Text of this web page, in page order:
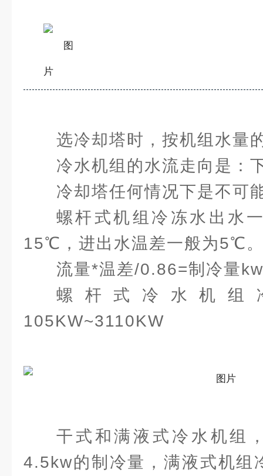
选冷却塔时，按机组水量
冷水机组的水流走向是：
冷却塔任何情况下是不可
螺杆式机组冷冻水出水
15℃，进出水温差一般为5℃
流量*温差/0.86=制冷量kw
螺杆式冷水机组
105KW~3110KW
干式和满液式冷水机组
4.5kw的制冷量，满液式机组